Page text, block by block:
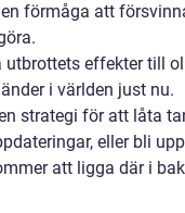
förmåga att
effekter till
i världen just nu.
strategi för att låta
eller bli
att ligga där i